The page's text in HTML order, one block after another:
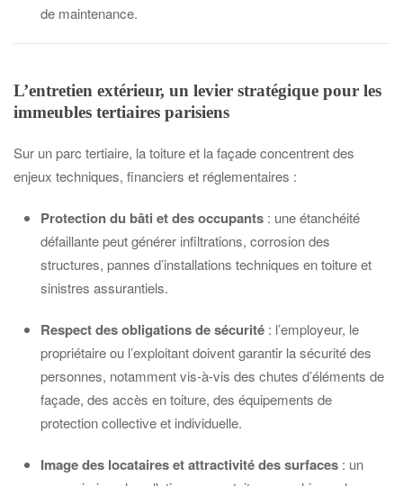
de maintenance.
L’entretien extérieur, un levier stratégique pour les
immeubles tertiaires parisiens
Sur un parc tertiaire, la toiture et la façade concentrent des
enjeux techniques, financiers et réglementaires :
Protection du bâti et des occupants : une étanchéité
défaillante peut générer infiltrations, corrosion des
structures, pannes d’installations techniques en toiture et
sinistres assurantiels.
Respect des obligations de sécurité : l’employeur, le
propriétaire ou l’exploitant doivent garantir la sécurité des
personnes, notamment vis-à-vis des chutes d’éléments de
façade, des accès en toiture, des équipements de
protection collective et individuelle.
Image des locataires et attractivité des surfaces : un